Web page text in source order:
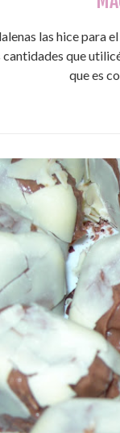
las hice para
cantidades que
que es